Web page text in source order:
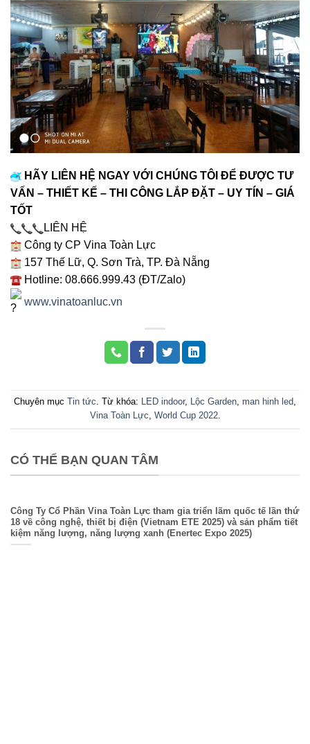
HÃY LIÊN HỆ NGAY VỚI CHÚNG TÔI ĐỂ ĐƯỢC TƯ
VẤN – THIẾT KẾ – THI CÔNG LẮP ĐẶT – UY TÍN – GIÁ
TỐT
LIÊN HỆ
Công ty CP Vina Toàn Lực
157 Thế Lữ, Q. Sơn Trà, TP. Đà Nẵng
Hotline: 08.666.999.43 (ĐT/Zalo)
www.vinatoanluc.vn
Chuyên mục Tin tức . Từ khóa: LED indoor, Lộc Garden man hinh led
Vina Toàn Lực World Cup 2022.
CÓ THỂ BẠN QUAN TÂM
Công Ty Cổ Phần Vina Toàn Lực tham gia triển lãm quốc tế lần thứ
18 về công nghệ, thiết bị điện (Vietnam ETE 2025) và sản phẩm tiết
kiệm năng lượng, năng lượng xanh (Enertec Expo 2025)